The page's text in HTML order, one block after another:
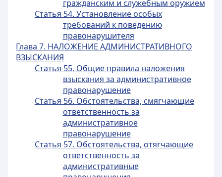
гражданским и служебным оружием
Статья 54. Установление особых
требований к поведению
правонарушителя
Глава 7. НАЛОЖЕНИЕ АДМИНИСТРАТИВНОГО
ВЗЫСКАНИЯ
Статья 55. Общие правила наложения
взыскания за административное
правонарушение
Статья 56. Обстоятельства, смягчающие
ответственность за
административное
правонарушение
Статья 57. Обстоятельства, отягчающие
ответственность за
административные